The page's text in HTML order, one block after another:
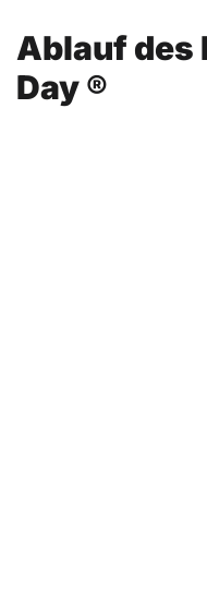
Ablauf des
Day ®